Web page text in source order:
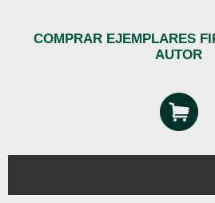
COMPRAR EJEMPLARES
AUTOR